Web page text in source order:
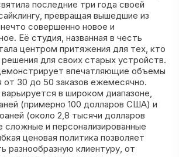
последние три года своей
превращая вышедшие из
совершенно новое и
Её студия, названная в честь
центром притяжения для тех, кто
для своих старых устройств.
впечатляющие объемы
от 30 до 50 заказов ежемесячно.
в широком диапазоне,
(примерно 100 долларов США) и
(около 2,8 тысячи долларов
и персонализированные
ценовая политика позволяет
разнообразную клиентуру, от